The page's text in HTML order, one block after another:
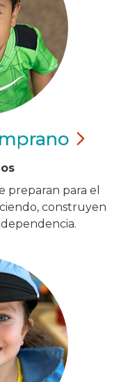
preparan para el
construyen